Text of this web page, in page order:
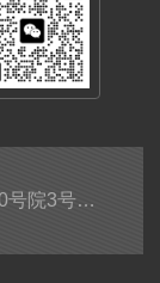
公司地址：北京市石景山区实兴大街30号院3号楼2层A-0299房间